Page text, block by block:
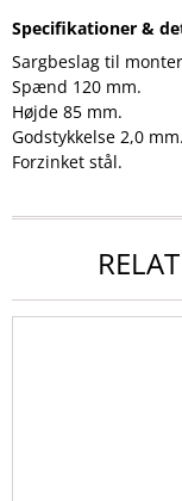
Specifikationer &
Sargbeslag til
Spænd 120 mm.
Højde 85 mm.
Godstykkelse 2,0 mm.
Forzinket stål.